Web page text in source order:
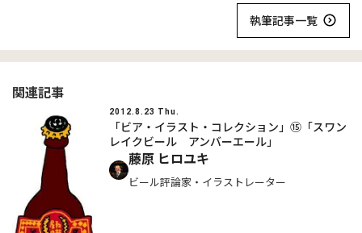
執筆記事一覧
関連記事
2012.8.23 Thu.
「ビア・イラスト・コレクション」⑮「スワン
レイクビール アンバーエール」
藤原 ヒロユキ
ビール評論家・イラストレーター